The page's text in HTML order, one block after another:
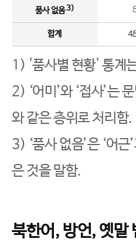
품사 없음3)
합계
1) '품사별 현황' 통계
2) ‘어미’와 ‘접사’는
와 같은 층위로 처리함.
3) ‘품사 없음’은 ‘어
은 것을 말함.
북한어, 방언, 옛말